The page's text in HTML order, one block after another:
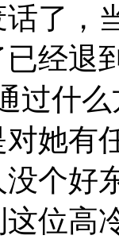
了，
已经退
过什
她有
个好
位高